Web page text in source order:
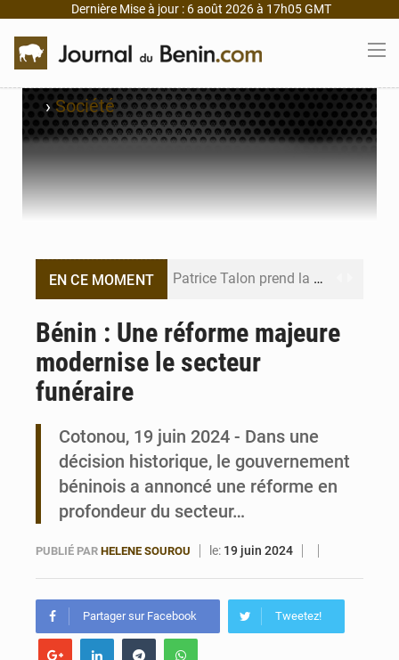
Dernière Mise à jour : 6 août 2026 à 17h05 GMT
›Société
EN CE MOMENT Patrice Talon prend la tête du premier bureau du Sénat du Bénin
Bénin : 14,5 milliards de dollars pour faire de la CDN 3.0 un bouclier économique
Bénin : Une réforme majeure
modernise le secteur
funéraire
Cotonou, 19 juin 2024 - Dans une
décision historique, le gouvernement
béninois a annoncé une réforme en
profondeur du secteur…
PUBLIÉ PAR HELENE SOUROU le: 19 juin 2024
Partager sur Facebook Tweetez!